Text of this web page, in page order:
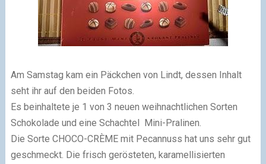
Am Samstag kam ein Päckchen von Lindt, dessen Inhalt
seht ihr auf den beiden Fotos.
Es beinhaltete je 1 von 3 neuen weihnachtlichen Sorten
Schokolade und eine Schachtel Mini-Pralinen.
Die Sorte CHOCO-CRÈME mit Pecannuss hat uns sehr gut
geschmeckt. Die frisch gerösteten, karamellisierten